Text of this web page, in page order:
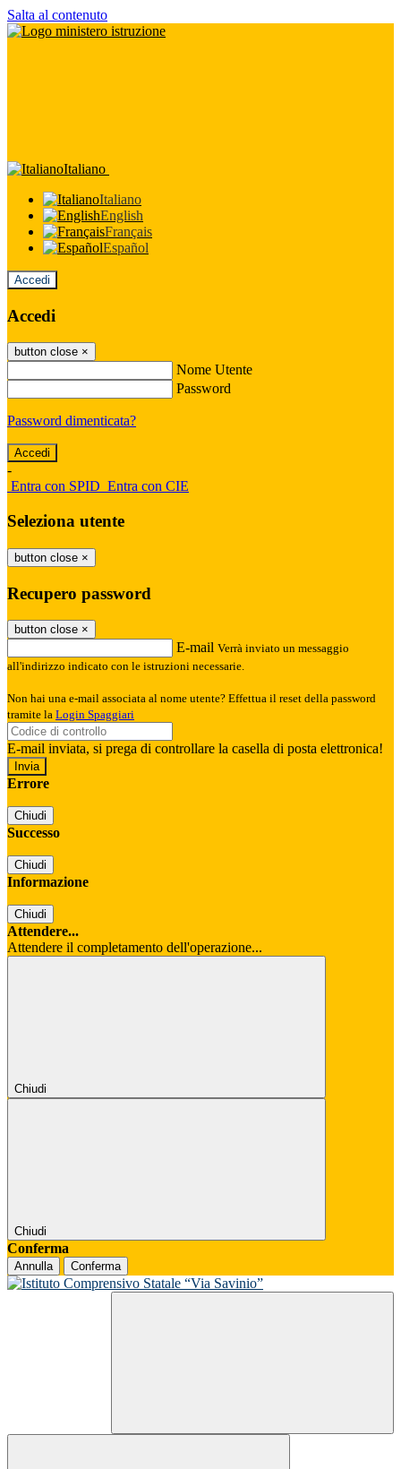
Salta al contenuto
Italiano
Italiano
English
Français
Español
Accedi
Accedi
button close ×
Nome Utente
Password
Password dimenticata?
-
Entra con SPID Entra con CIE
Seleziona utente
button close ×
Recupero password
button close ×
E-mail Verrà inviato un messaggio
all'indirizzo indicato con le istruzioni necessarie.
Non hai una e-mail associata al nome utente? Effettua il reset della password
tramite la Login Spaggiari
E-mail inviata, si prega di controllare la casella di posta elettronica!
Errore
Chiudi
Successo
Chiudi
Informazione
Chiudi
Attendere...
Attendere il completamento dell'operazione...
Chiudi
Chiudi
Conferma
Annulla Conferma